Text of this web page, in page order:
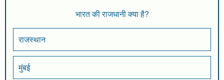
भारत की राजधानी क्या है?
राजस्थान
मुंबई